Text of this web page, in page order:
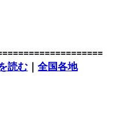
読む ｜全国各地